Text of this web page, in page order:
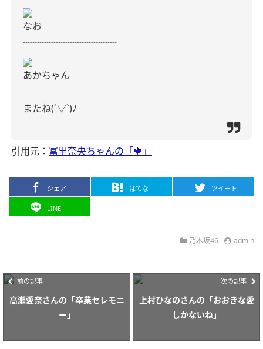
なお
┈┈┈┈┈┈┈┈┈┈
あかちゃん
┈┈┈┈┈┈┈┈┈┈
またね(´▽`)ﾉ
引用元： 冨里奈央ちゃんの「🍁」
シェア はてな ツイート
LINE
乃木坂46 admin
前の記事
高瀬愛奈さんの「卒業セレモニ
ー」
次の記事
上村ひなのさんの「おおきな愛
しかないね」